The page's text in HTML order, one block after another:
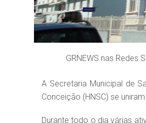
GRNEWS nas Redes
A Secretaria Municipal de
Conceição (HNSC) se
Durante todo o dia várias